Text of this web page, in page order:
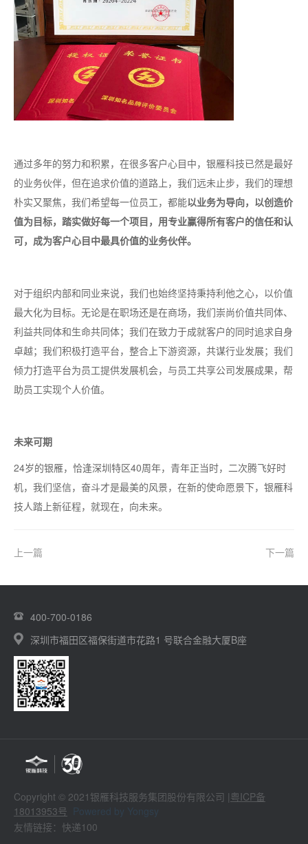
通过多年的努力和积累，在很多客户心目中，银雁科技已然是最好
的业务伙伴，但在追求价值的道路上，我们远未止步，我们的理想
朴实又聚焦，我们希望每一位员工，都能以业务为导向，以创造价
值为目标，踏实做好每一个项目，用专业赢得所有客户的信任和认
可，成为客户心目中最具价值的业务伙伴。
对于组织内部和同业来说，我们也始终坚持秉持利他之心，以价值
最大化为目标。无论是在职场还是在商场，我们崇尚价值共同体、
利益共同体和生命共同体；我们在致力于成就客户的同时追求自身
卓越；我们积极打造平台，整合上下游资源，共谋行业发展；我们
倾力打造平台为员工提供发展机会，与员工共享公司发展成果，帮
助员工实现个人价值。
未来可期
24岁的银雁，恰逢深圳特区40周年，青年正当时，二次腾飞好时
机，我们坚信，奋斗才是最美的风景，在新的使命愿景下，银雁科
技人踏上新征程，就现在，向未来。
上一篇 下一篇
400-700-0186
深圳市福田区福保街道市花路1 号联合金融大厦B座
Copyright © 2021银雁科技服务集团股份有限公司 |粤ICP备
18013953号 Powered by Yongsy
友情链接：快递100